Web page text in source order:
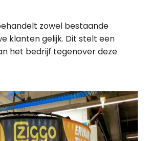
zowel bestaande
klanten gelijk. Dit stelt een
het bedrijf tegenover deze